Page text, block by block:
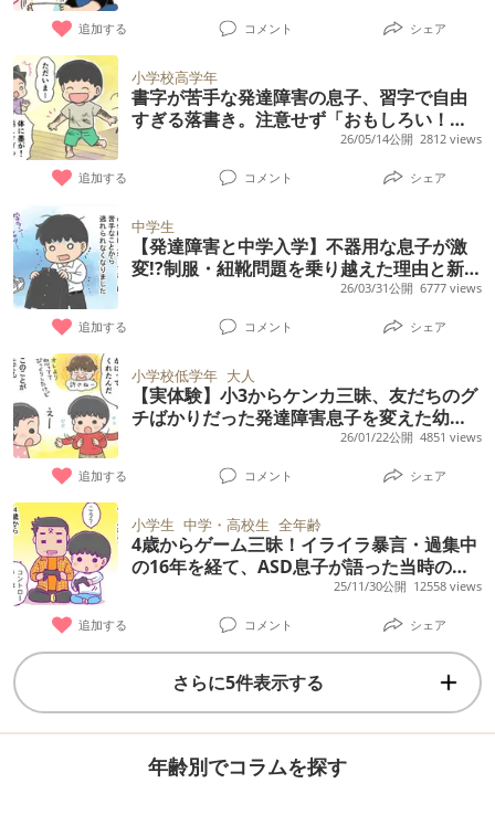
追加する コメント シェア
小学校高学年
書字が苦手な発達障害の息子、習字で自由
すぎる落書き。注意せず「おもしろい！」
と思えた母の気持ちの変化26/05/14公開 2812 views
追加する コメント シェア
中学生
【発達障害と中学入学】不器用な息子が激
変!?制服・紐靴問題を乗り越えた理由と新た
26/03/31公開 6777 views
追加する コメント シェア
小学校低学年 大人
【実体験】小3からケンカ三昧、友だちのグ
チばかりだった発達障害息子を変えた幼馴
染の涙。小6で初めて知った「味方」の存在
26/01/22公開 4851 views
追加する コメント シェア
小学生 中学・高校生 全年齢
4歳からゲーム三昧！イライラ暴言・過集中
の16年を経て、ASD息子が語った当時の本
音に驚き【公認心理師アドバイスも】
25/11/30公開 12558 views
追加する コメント シェア
さらに5件表示する
年齢別でコラムを探す